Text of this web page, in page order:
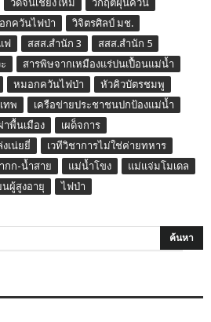
วัดจีนเชียงใหม่
วิกฤติฝุ่นควัน
กควันไฟป่า
วิจิตรศิลป์ มช.
ฟ สสส.สำนัก 3
สสส.สำนัก 5
สารพิษจากเหมืองแร่ปนเปื้อนแม่น้ำ
หมอกควันไฟป่า
หัวคิวบัตรชมพู
ทพ
เครือข่ายประชาชนปกป้องแม่น้ำ
าพื้นเมือง
เผด็จการ
งเน่ยยี่
เวทีวิชาการไม่ใช่ค่ายทหาร
กก-น้ำสาย แม่น้ำโขง
แม่แจ่มโมเดล
นผู้สูงอายุ ไฟป่า